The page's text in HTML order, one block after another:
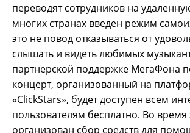
переводят сотрудников на
многих странах введен режим
это не повод отказываться от
слышать и видеть любимых
партнерской поддержке МегаФона
концерт, организованный на
«ClickStars», будет доступен всем
пользователям бесплатно. Во время
организован сбор средств для